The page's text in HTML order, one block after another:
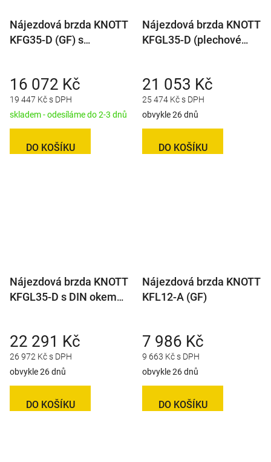
Nájezdová brzda KNOTT
KFG35-D (GF) s
19 447 Kč s DPH
16 072 Kč
skladem - odesíláme do 2-3 dnů
DO KOŠÍKU
Nájezdová brzda KNOTT
KFGL35-D (plechové
25 474 Kč s DPH
21 053 Kč
obvykle 26 dnů
DO KOŠÍKU
Nájezdová brzda KNOTT
KFGL35-D s DIN okem
26 972 Kč s DPH
22 291 Kč
obvykle 26 dnů
DO KOŠÍKU
Nájezdová brzda KNOTT
KFL12-A (GF)
9 663 Kč s DPH
7 986 Kč
obvykle 26 dnů
DO KOŠÍKU